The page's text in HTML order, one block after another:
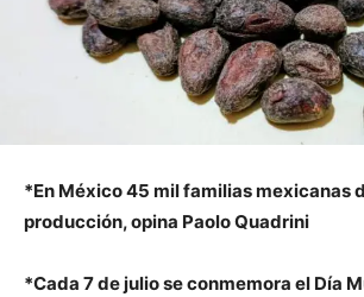
*En México 45 mil familias mexicanas
producción, opina Paolo Quadrini
*Cada 7 de julio se conmemora el Día